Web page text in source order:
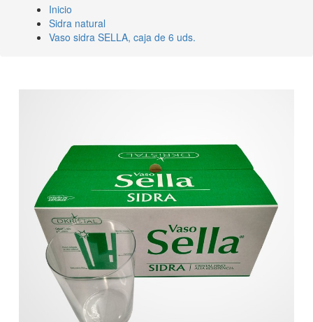
Inicio
Sidra natural
Vaso sidra SELLA, caja de 6 uds.